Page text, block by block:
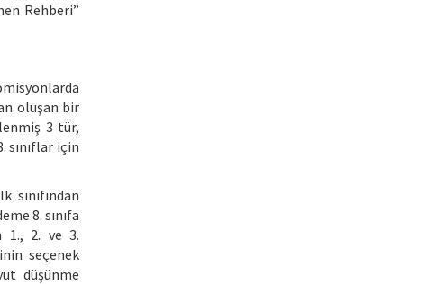
Rehberi”
oluşan bir
3 tür,
sınıflar için
sınıfından
8. sınıfa
1., 2. ve 3.
seçenek
düşünme